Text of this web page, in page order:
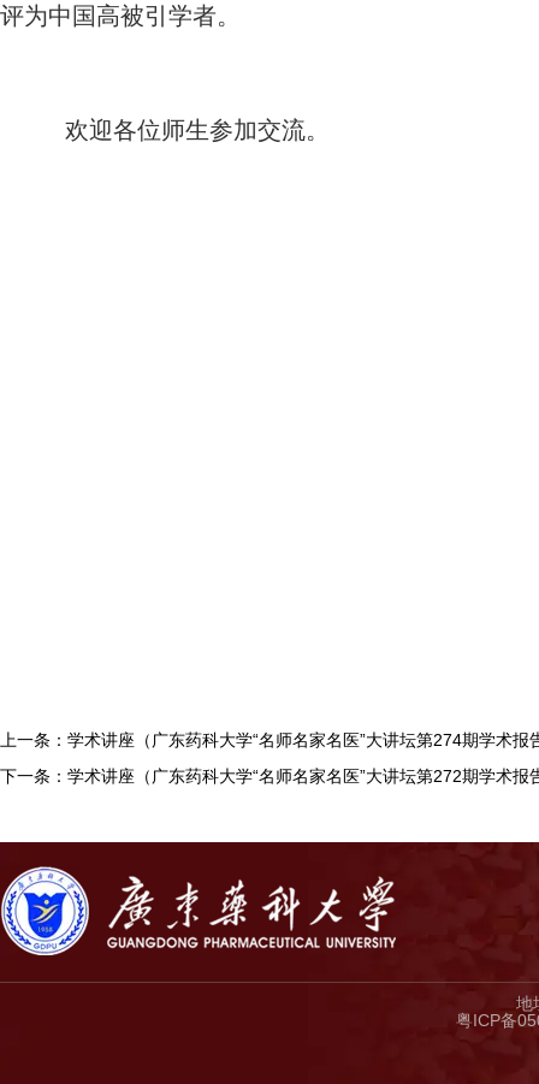
评为中国高被引学者。
欢迎各位师生参加交流。
上一条：学术讲座（广东药科大学“名师名家名医”大讲坛第274期学术报
下一条：学术讲座（广东药科大学“名师名家名医”大讲坛第272期学术报
地
粤ICP备